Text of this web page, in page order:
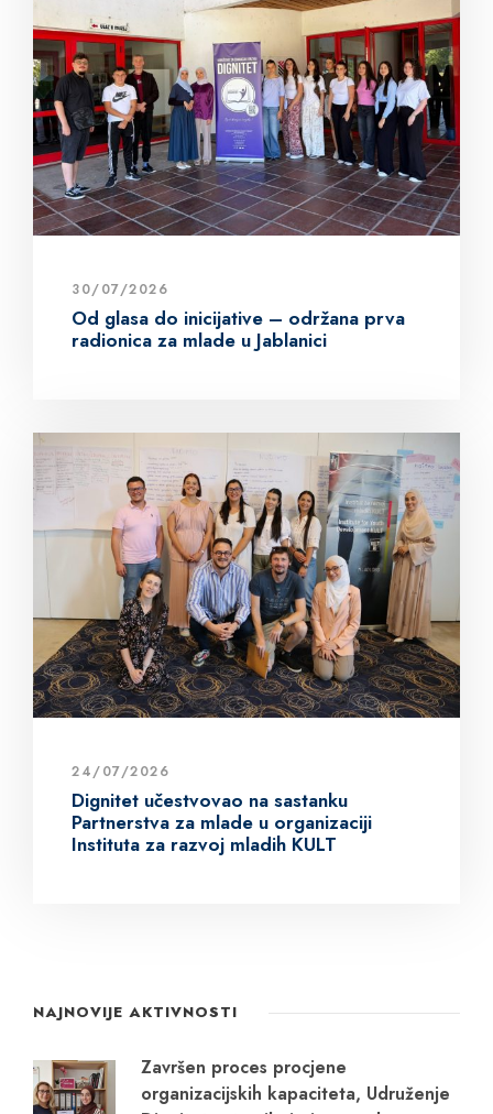
30/07/2026
Od glasa do inicijative – održana prva
radionica za mlade u Jablanici
24/07/2026
Dignitet učestvovao na sastanku
Partnerstva za mlade u organizaciji
Instituta za razvoj mladih KULT
NAJNOVIJE AKTIVNOSTI
Završen proces procjene
organizacijskih kapaciteta, Udruženje